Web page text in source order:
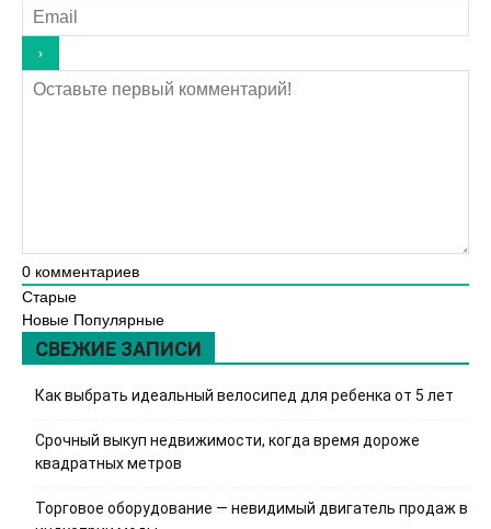
0 комментариев
Старые
Новые Популярные
СВЕЖИЕ ЗАПИСИ
Как выбрать идеальный велосипед для ребенка от 5 лет
Срочный выкуп недвижимости, когда время дороже
квадратных метров
Торговое оборудование — невидимый двигатель продаж в